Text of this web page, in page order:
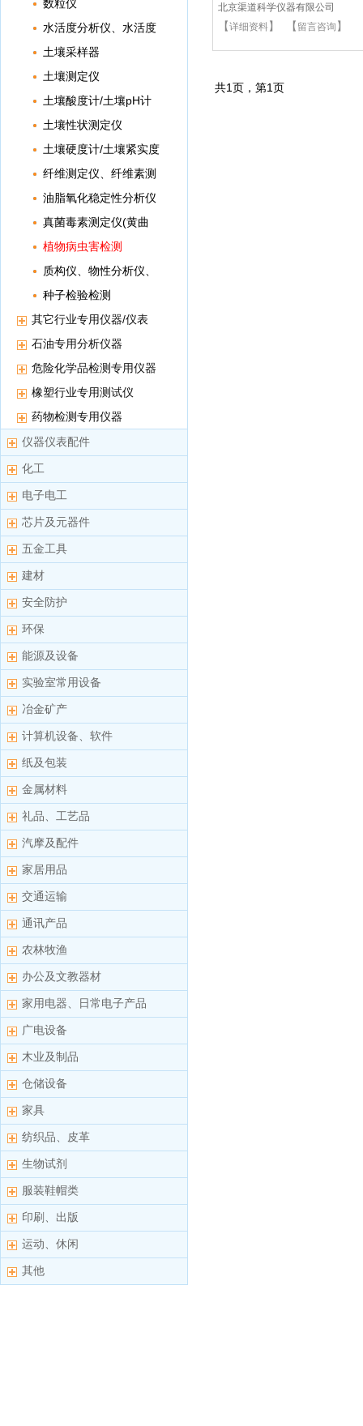
数粒仪
水活度分析仪、水活度
仪 土壤采样器
土壤测定仪
土壤酸度计/土壤pH计
土壤性状测定仪
土壤硬度计/土壤紧实度
仪 纤维测定仪、纤维素测
定仪、纤维分析仪
油脂氧化稳定性分析仪
真菌毒素测定仪(黄曲
霉毒素)
植物病虫害检测
质构仪、物性分析仪、
组织分析仪
种子检验检测
其它行业专用仪器/仪表
石油专用分析仪器
危险化学品检测专用仪器
橡塑行业专用测试仪
药物检测专用仪器
仪器仪表配件
化工
电子电工
芯片及元器件
五金工具
建材
安全防护
环保
能源及设备
实验室常用设备
冶金矿产
计算机设备、软件
纸及包装
金属材料
礼品、工艺品
汽摩及配件
家居用品
交通运输
通讯产品
农林牧渔
办公及文教器材
家用电器、日常电子产品
广电设备
木业及制品
仓储设备
家具
纺织品、皮革
生物试剂
服装鞋帽类
印刷、出版
运动、休闲
其他
北京渠道科学仪器有限公司
【详细资料】 【 留言咨询 】
共1页，第1页